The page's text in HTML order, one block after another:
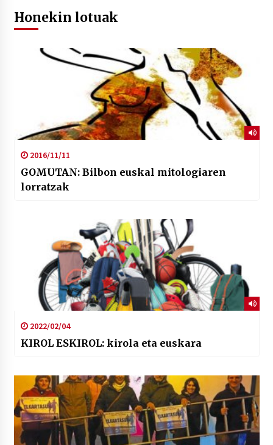
Honekin lotuak
2016/11/11
GOMUTAN: Bilbon euskal mitologiaren
lorratzak
2022/02/04
KIROL ESKIROL: kirola eta euskara